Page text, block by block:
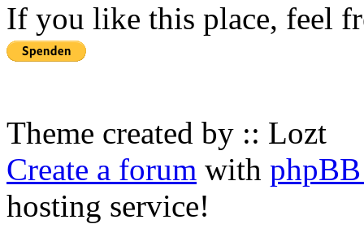
If you like this place, feel
Theme created by :: Lozt
Create a forum with
hosting service!